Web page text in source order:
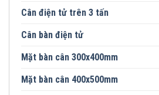
Cân điện tử trên 3 tấn
Cân bàn điện tử
Mặt bàn cân 300x400mm
Mặt bàn cân 400x500mm